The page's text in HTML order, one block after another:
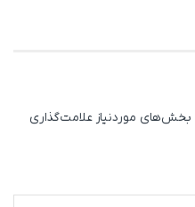
بخش‌های موردنیاز علامت‌گذاری